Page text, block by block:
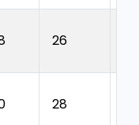
26
28